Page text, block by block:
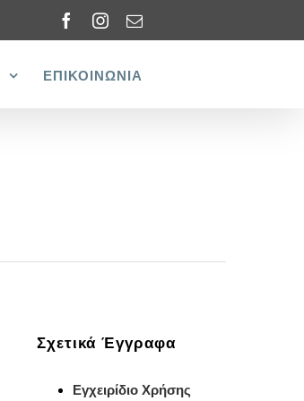
FacebookInstagram
Email
ΕΠΙΚΟΙΝΩΝΙΑ
Σχετικά Έγγραφα
Εγχειρίδιο Χρήσης